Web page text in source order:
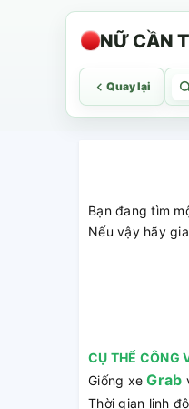
NỮ CẦN
Quay lại
Bạn đang tìm
Nếu vậy hãy
CỤ THỂ CÔNG
Giống xeGrab
Thời gian linh